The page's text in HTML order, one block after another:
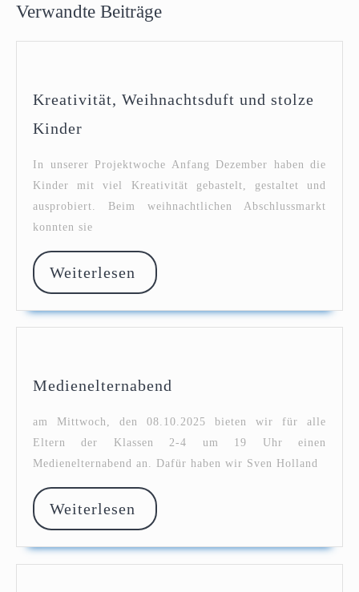
Verwandte Beiträge
Kreativität, Weihnachtsduft und stolze
Kinder
und
stolze
In unserer Projektwoche Anfang Dezember haben die
Kinder mit viel Kreativität gebastelt, gestaltet und
ausprobiert. Beim weihnachtlichen Abschlussmarkt
konnten sie
Weiterlesen Weiterlesen
Medienelternabend
am Mittwoch, den 08.10.2025 bieten wir für alle
Eltern der Klassen 2-4 um 19 Uhr einen
Medienelternabend an. Dafür haben wir Sven Holland
Weiterlesen Weiterlesen